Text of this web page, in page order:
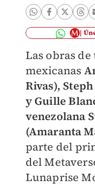
Las obras
mexicanas
Rivas),
y Guille
venezolana
(Amaranta
parte del
del
Lunaprise